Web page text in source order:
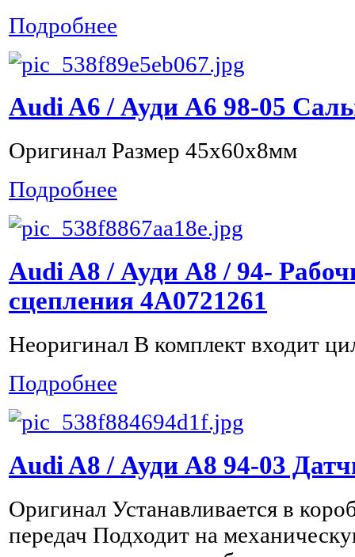
Подробнее
Audi A6 / Ауди А6 98-05
Оригинал Размер 45x60x8мм
Подробнее
Audi A8 / Ауди А8 / 94-
сцепления 4A0721261
Неоригинал В комплект входит
Подробнее
Audi A8 / Ауди А8 94-03
Оригинал Устанавливается в
передач Подходит на